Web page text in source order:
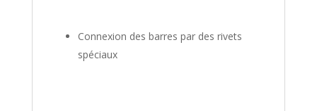
Connexion des barres par des rivets
spéciaux